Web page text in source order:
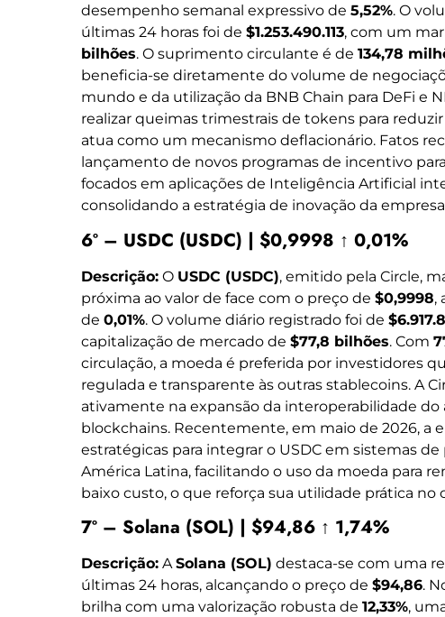
desempenho semanal expressivo de 5,52%. O
últimas 24 horas foi de $1.253.490.113, com um
bilhões. O suprimento circulante é de 134,78
beneficia-se diretamente do volume de
mundo e da utilização da BNB Chain para DeFi e
realizar queimas trimestrais de tokens para
atua como um mecanismo deflacionário. Fatos
lançamento de novos programas de incentivo
focados em aplicações de Inteligência Artificial
consolidando a estratégia de inovação da
6º – USDC (USDC) | $0,9998 ↑ 0,01%
Descrição: O USDC (USDC), emitido pela Circle,
próxima ao valor de face com o preço de $0,9998,
de 0,01%. O volume diário registrado foi de
capitalização de mercado de $77,8 bilhões. Com
circulação, a moeda é preferida por investidores
regulada e transparente às outras stablecoins. A
ativamente na expansão da interoperabilidade
blockchains. Recentemente, em maio de 2026, a
estratégicas para integrar o USDC em sistemas
América Latina, facilitando o uso da moeda para
baixo custo, o que reforça sua utilidade prática
7º – Solana (SOL) | $94,86 ↑ 1,74%
Descrição: ASolana (SOL) destaca-se com uma
últimas 24 horas, alcançando o preço de $94,86.
brilha com uma valorização robusta de 12,33%,